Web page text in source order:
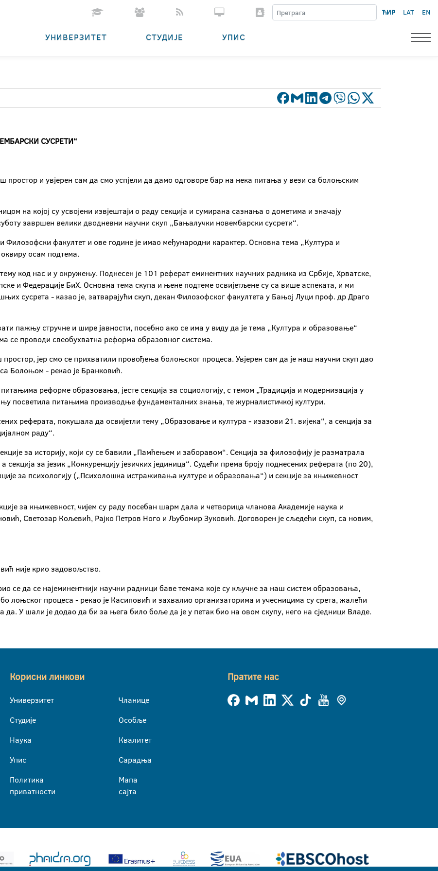
ЋИР LAT EN
УНИВЕРЗИТЕТ СТУДИЈЕ УПИС
СУСРЕТИ“
и увјерен сам да смо успјели да дамо одговоре бар на нека питања у вези са болоњским
на којој су усвојени извјештаји о раду секција и сумирана сазнања о дометима и значају
завршен велики дводневни научни скуп „Бањалучки новембарски сусрети“.
Филозофски факултет и ове године је имао међународни карактер. Основна тема „Култура и
осам подтема.
код нас и у окружењу. Поднесен је 101 реферат еминентних научних радника из Србије, Хрватске,
и Федерације БиХ. Основна тема скупа и њене подтеме освијетљене су са више аспеката, и ми
сусрета - казао је, затварајући скуп, декан Филозофског факултета у Бањој Луци проф. др Драго
пажњу стручне и шире јавности, посебно ако се има у виду да је тема „Култура и образовање“
се проводи свеобухватна реформа образовног система.
јер смо се прихватили провођења болоњског процеса. Увјерен сам да је наш научни скуп дао
Болоњом - рекао је Бранковић.
реформе образовања, јесте секција за социологију, с темом „Традиција и модернизација у
посветила питањима производње фундаменталних знања, те журналистичкој култури.
реферата, покушала да освијетли тему „Образовање и култура - изазови 21. вијека“, а секција за
раду“.
за историју, који су се бавили „Памћењем и заборавом“. Секција за филозофију је разматрала
секција за језик „Конкуренцију језичких јединица“. Судећи према броју поднесених реферата (по 20),
за психологију („Психолошка истраживања културе и образовања“) и секције за књижевност
за књижевност, чијем су раду посебан шарм дала и четворица чланова Академије наука и
Светозар Кољевић, Рајко Петров Ного и Љубомир Зуковић. Договорен је сљедећи скуп, са новим,
није крио задовољство.
се да се најеминентнији научни радници баве темама које су кључне за наш систем образовања,
лоњског процеса - рекао је Касиповић и захвалио организаторима и учесницима су срета, жалећи
У шали је додао да би за њега било боље да је у петак био на овом скупу, него на сједници Владе.
Корисни линкови
Универзитет
Студије
Наука
Упис
Политика
приватности
Чланице
Особље
Квалитет
Сарадња
Мапа
сајта
Пратите нас